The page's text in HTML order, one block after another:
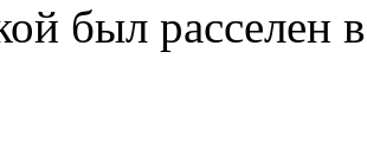
был расселен